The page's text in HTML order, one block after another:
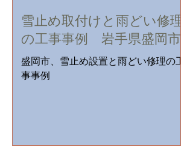
雪止め取付けと雨どい修理
の工事事例 岩手県盛岡市
盛岡市、雪止め設置と雨どい修理の工
事事例